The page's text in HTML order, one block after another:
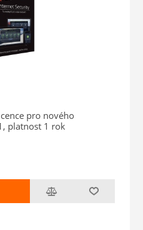
pro nového
platnost 1 rok